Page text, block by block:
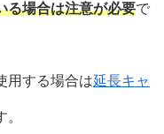
る場合は注意が必要で
用する場合は延長キャ